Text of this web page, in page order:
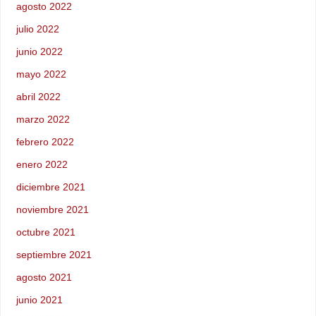
agosto 2022
julio 2022
junio 2022
mayo 2022
abril 2022
marzo 2022
febrero 2022
enero 2022
diciembre 2021
noviembre 2021
octubre 2021
septiembre 2021
agosto 2021
junio 2021